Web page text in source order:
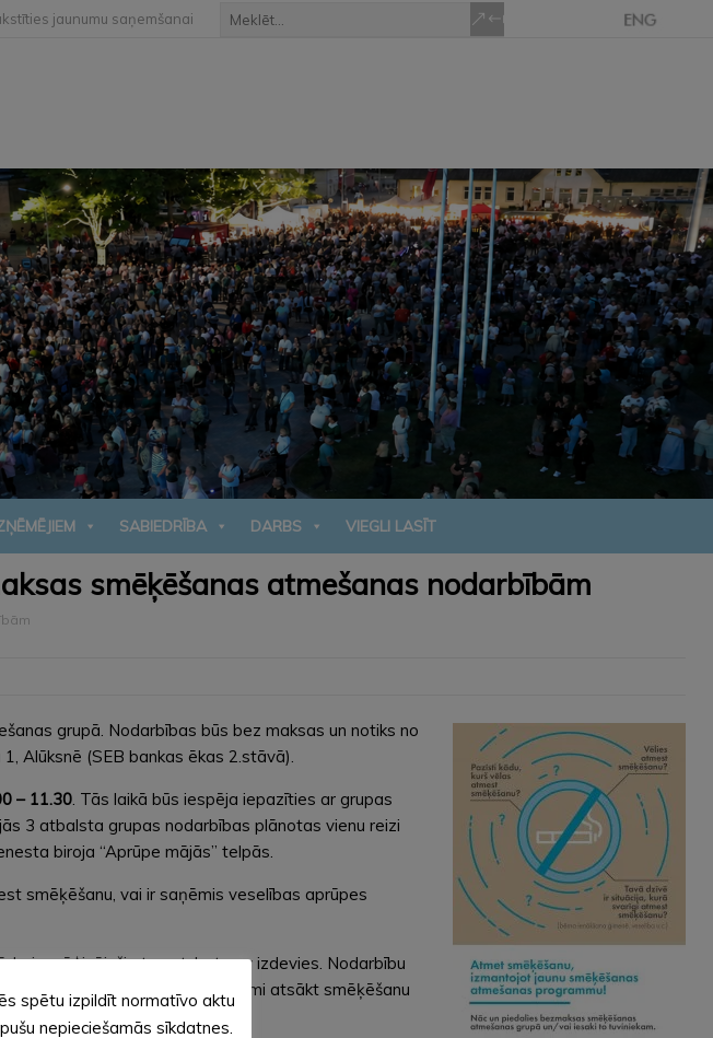
jaunumu saņemšanai
SABIEDRĪBA DARBS VIEGLI LASĪT
smēķēšanas atmešanas nodarbībām
grupā. Nodarbības būs bez maksas un notiks no
Alūksnē (SEB bankas ēkas 2.stāvā).
– 11.30. Tās laikā būs iespēja iepazīties ar grupas
3 atbalsta grupas nodarbības plānotas vienu reizi
biroja “Aprūpe mājās” telpās.
smēķēšanu, vai ir saņēmis veselības aprūpes
mēģinājuši atmest, bet nav izdevies. Nodarbību
kā veiksmīgi pārvarēt vēlmi atsākt smēķēšanu
spētu izpildīt normatīvo aktu
nepieciešamās sīkdatnes.